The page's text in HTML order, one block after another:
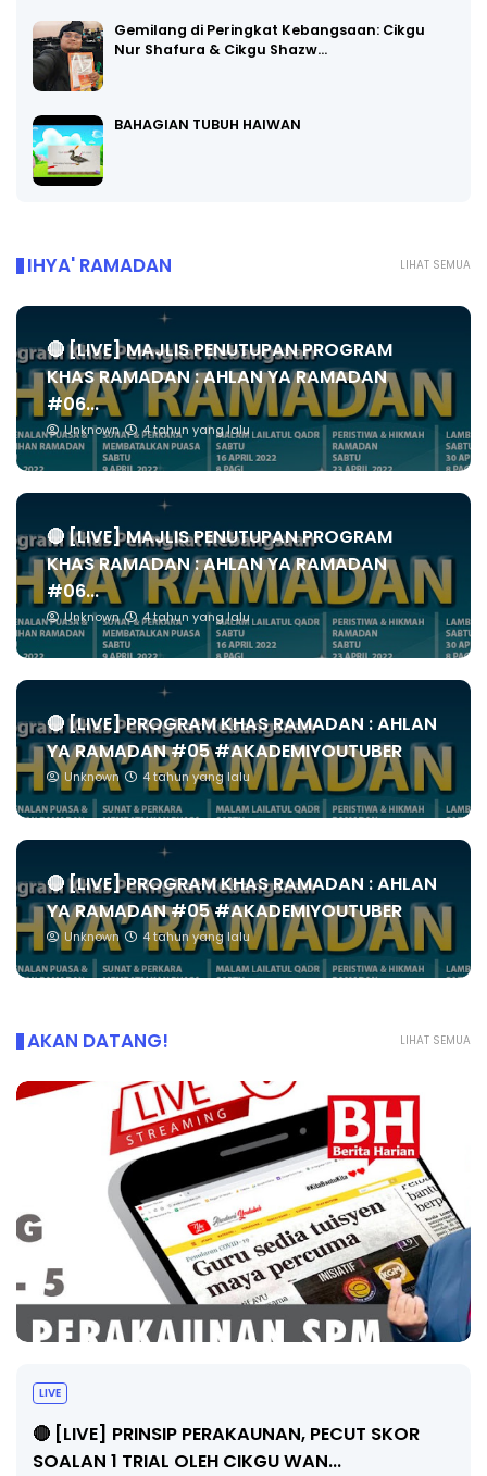
Gemilang di Peringkat Kebangsaan: Cikgu
Nur Shafura & Cikgu Shazw…
BAHAGIAN TUBUH HAIWAN
LIHAT SEMUA
IHYA' RAMADAN
🔴 [LIVE] MAJLIS PENUTUPAN PROGRAM
KHAS RAMADAN : AHLAN YA RAMADAN
#06...
Unknown 4 tahun yang lalu
🔴 [LIVE] MAJLIS PENUTUPAN PROGRAM
KHAS RAMADAN : AHLAN YA RAMADAN
#06...
Unknown 4 tahun yang lalu
🔴 [LIVE] PROGRAM KHAS RAMADAN : AHLAN
YA RAMADAN #05 #AKADEMIYOUTUBER
Unknown 4 tahun yang lalu
🔴 [LIVE] PROGRAM KHAS RAMADAN : AHLAN
YA RAMADAN #05 #AKADEMIYOUTUBER
Unknown 4 tahun yang lalu
LIHAT SEMUA
AKAN DATANG!
LIVE
🔴 [LIVE] PRINSIP PERAKAUNAN, PECUT SKOR
SOALAN 1 TRIAL OLEH CIKGU WAN...